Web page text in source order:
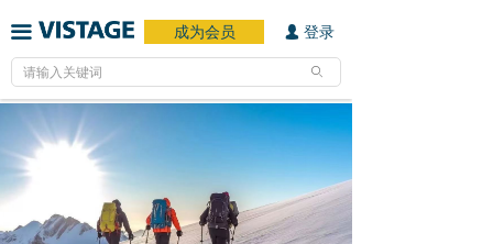
끀 成为会员 넙 登录
ꄙ